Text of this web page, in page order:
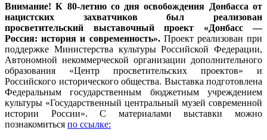
Внимание! К 80-летию со дня освобождения Донбасса от
нацистских захватчиков был реализован
просветительский выставочный проект «Донбасс —
Россия: история и современность». Проект реализован при
поддержке Министерства культуры Российской Федерации,
Автономной некоммерческой организации дополнительного
образования «Центр просветительских проектов» и
Российского исторического общества. Выставка подготовлена
Федеральным государственным бюджетным учреждением
культуры «Государственный центральный музей современной
истории России». С материалами выставки можно
познакомиться по ссылке: